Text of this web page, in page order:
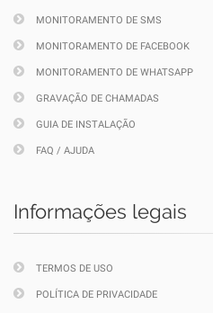
MONITORAMENTO DE SMS
MONITORAMENTO DE FACEBOOK
MONITORAMENTO DE WHATSAPP
GRAVAÇÃO DE CHAMADAS
GUIA DE INSTALAÇÃO
FAQ / AJUDA
Informações legais
TERMOS DE USO
POLÍTICA DE PRIVACIDADE